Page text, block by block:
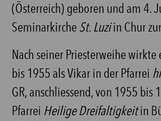
(Österreich) geboren und am 4.
SeminarkircheSt. Luziin Chur
Nach seiner Priesterweihe wirkte
bis 1955 als Vikar in der Pfarrei
GR, anschliessend, von 1955 bis
Pfarrei Heilige Dreifaltigkeitin